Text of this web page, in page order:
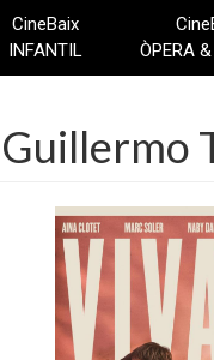
CineBaix
INFANTIL
ÒPERA
Guillermo